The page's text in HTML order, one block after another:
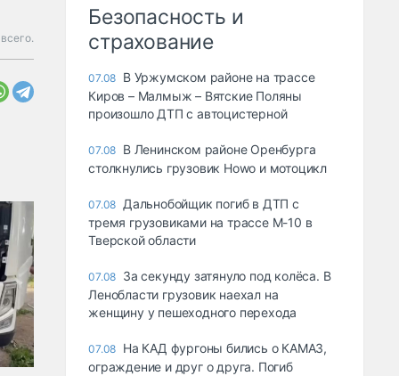
Безопасность и
страхование
07.08 В Уржумском районе на трассе
Киров – Малмыж – Вятские Поляны
произошло ДТП с автоцистерной
07.08 В Ленинском районе Оренбурга
столкнулись грузовик Howo и мотоцикл
07.08 Дальнобойщик погиб в ДТП с
тремя грузовиками на трассе М-10 в
Тверской области
07.08 За секунду затянуло под колёса. В
Ленобласти грузовик наехал на
женщину у пешеходного перехода
07.08 На КАД фургоны бились о КАМАЗ,
ограждение и друг о друга. Погиб